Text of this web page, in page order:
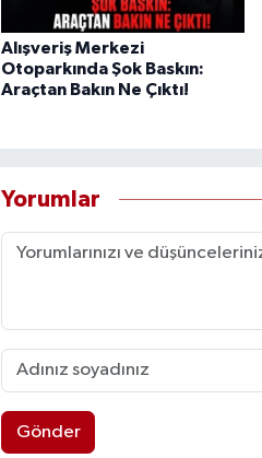
Alışveriş Merkezi
Otoparkında Şok Baskın:
Araçtan Bakın Ne Çıktı!
Yorumlar
Gönder